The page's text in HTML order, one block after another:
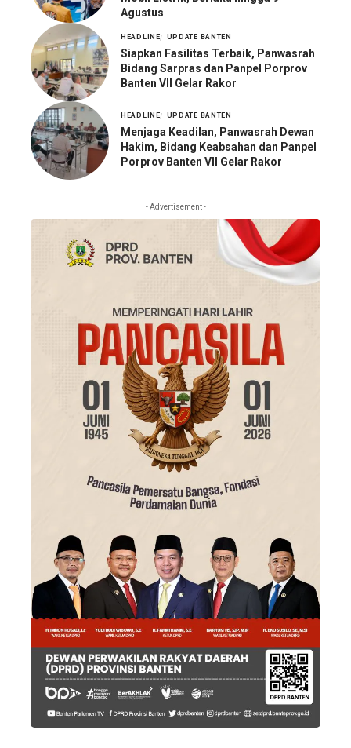
Agustus
HEADLINE UPDATE BANTEN
Siapkan Fasilitas Terbaik, Panwasrah
Bidang Sarpras dan Panpel Porprov
Banten VII Gelar Rakor
HEADLINE UPDATE BANTEN
Menjaga Keadilan, Panwasrah Dewan
Hakim, Bidang Keabsahan dan Panpel
Porprov Banten VII Gelar Rakor
- Advertisement -